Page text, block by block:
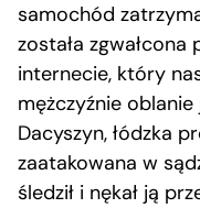
samochód
została
internecie, który
mężczyźnie
Dacyszyn, łódzka
zaatakowana w
śledził i nękał ją